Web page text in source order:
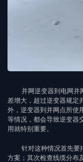
并网逆变器到电网并
差增大，超过逆变器规定
外，逆变器到并网点所使
等情况，都会导致逆变器
用就特别重要。
针对这种情况首先要
方案；其次检查线缆分布